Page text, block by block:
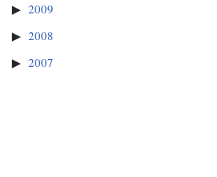
2009
2008
2007